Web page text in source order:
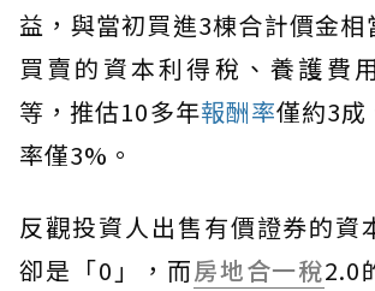
益，與當初買進3棟合計價金相
買賣的資本利得稅、養護費
等，推估10多年報酬率僅約3成
率僅3%。
反觀投資人出售有價證券的資
卻是「0」，而房地合一稅2.0